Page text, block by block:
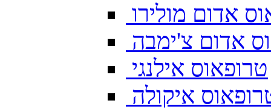
אדום מולירו
אדום צ'ימבה
טרופאוס אילנגי
איקולה